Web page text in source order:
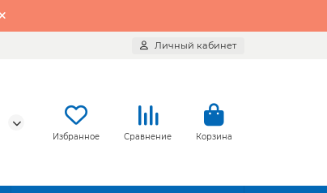
Личный кабинет
Избранное Сравнение Корзина